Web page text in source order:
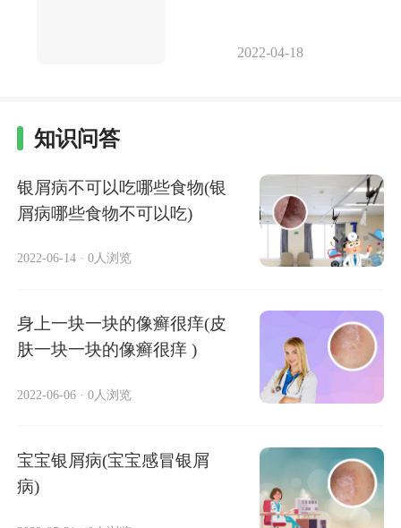
2022-04-18
知识问答
银屑病不可以吃哪些食物(银
屑病哪些食物不可以吃)
2022-06-14 · 0人浏览
身上一块一块的像癣很痒(皮
肤一块一块的像癣很痒 )
2022-06-06 · 0人浏览
宝宝银屑病(宝宝感冒银屑
病)